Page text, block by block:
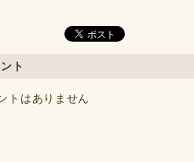
ト
トはありません